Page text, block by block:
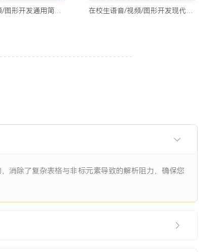
工具实测：从智能制作到优化，国内外精选推荐
亮的简历：8个值得收藏的简历制作网站
9484阅读
消除了复杂表格与非标元素导致的解析阻力，确保您